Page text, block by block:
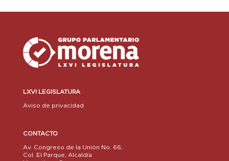
LXVI LEGISLATURA
Aviso de privacidad
CONTACTO
Av. Congreso de la Unión No. 66,
Col. El Parque, Alcaldía